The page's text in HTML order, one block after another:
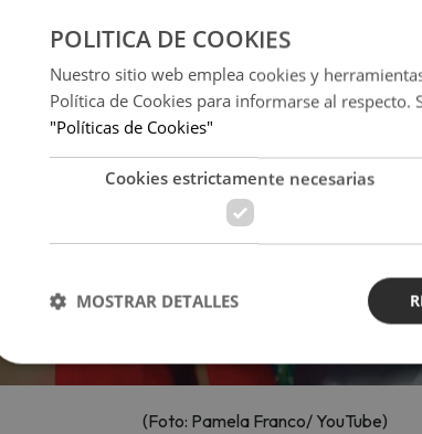
(Foto: Pamela Franco/ YouTube)
POLITICA DE COOKIES
Nuestro sitio web emplea cookies y
Política de Cookies para informarse al respecto.
"Políticas de Cookies"
Cookies estrictamente necesarias
MOSTRAR DETALLES